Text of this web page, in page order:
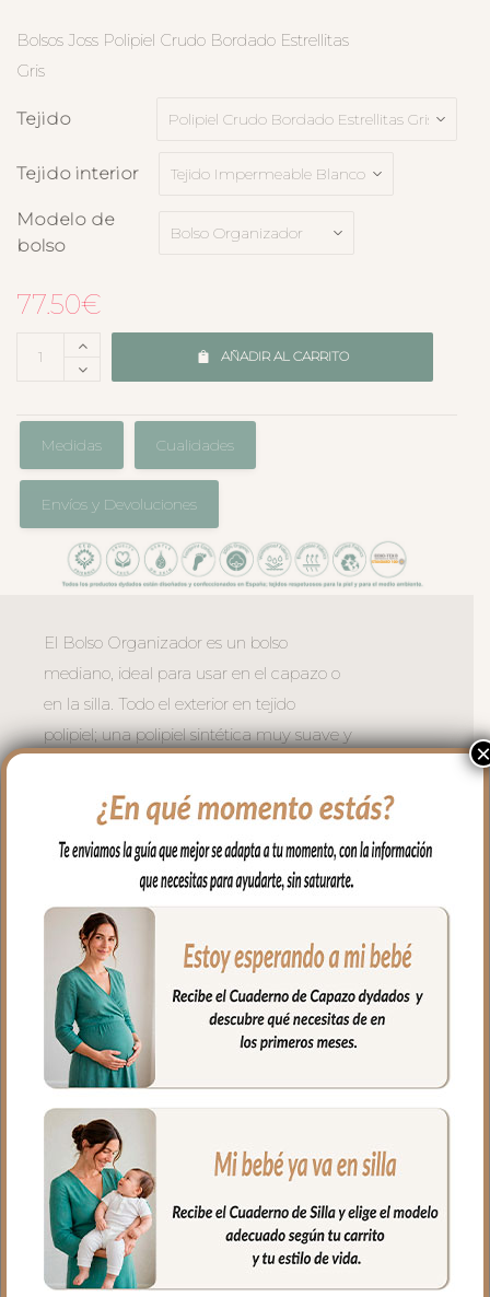
Bolsos Joss Polipiel Crudo Bordado Estrellitas
Gris
Tejido
Tejido interior
Modelo de
bolso
77.50€
AÑADIR AL CARRITO
Medidas Cualidades
Envíos y Devoluciones
El Bolso Organizador es un bolso
mediano, ideal para usar en el capazo o
en la silla. Todo el exterior en tejido
polipiel; una polipiel sintética muy suave y
lavadora, siempre agua fría, jabones no
abrasivos y secado al natural. Recuerda
quitar el culete rígido antes de lavar.
Cuenta con un bolsillo exterior en todo el
lateral, en polipiel con bordados.
Se sujeta al carrito mediante asas con
broches de presión. Asa larga para
cuando quieres usar el bolso para llevar al
hombro.
Cremallera del bolso siempre a tono y se
mejor acceso al interior del bolso.
El interior siempre en tejido blanco e
impermeable con bolsillos en todos los
laterales para poder llevar todo
organizado y el culete rígido.
Medidas bolso:
×